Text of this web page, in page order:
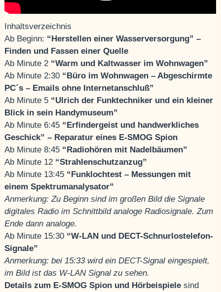
Inhaltsverzeichnis
Ab Beginn: “Herstellen einer Wasserversorgung” –
Finden und Fassen einer Quelle
Ab Minute 2 “Warm und Kaltwasser im Wohnwagen”
Ab Minute 2:30 “Büro im Wohnwagen – Abgeschirmte
PC´s – Emails ohne Internetanschluß”
Ab Minute 5 “Ulrich der Funktechniker und ein kleiner
Blick in sein Handymuseum”
Ab Minute 6:45 “Erfindergeist und handwerkliches
Geschick” – Reparatur eines E-SMOG Spion
Ab Minute 8:45 “Radiohören mit Nadelbäumen”
Ab Minute 12 “Strahlenschutzanzug”
Ab Minute 13:45 “Funklochtest – Messungen mit
einem Spektrumanalysator”
Anmerkung: Zu Beginn sind im großen Bild die Signale
digitales Radio im Schnittbild analoge Radiosignale. Zum
Ende dann analoge.
Ab Minute 15:30 “W-LAN und DECT-Schnurlostelefon-
Signale”
Anmerkung: bei 15:33 wird ein DECT-Signal eingespielt,
im Bild ist das W-LAN Signal zu sehen.
Details zum E-SMOG Spion und Hörbeispiele sind